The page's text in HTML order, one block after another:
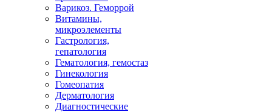
Варикоз. Геморрой
Витамины,
микроэлементы
Гастрология,
гепатология
Гематология, гемостаз
Гинекология
Гомеопатия
Дерматология
Диагностические